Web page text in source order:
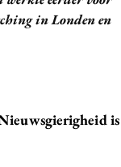
in Londen en
is